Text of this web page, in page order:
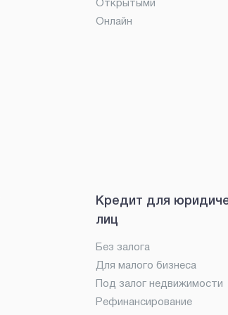
Открытыми
Онлайн
Кредит для
лиц
Без залога
Для малого бизнеса
Под залог недвижимости
Рефинансирование